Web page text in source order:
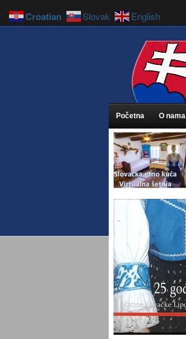
Početna O nama
Croatian Slovak English